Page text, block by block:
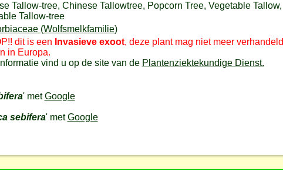
Tallow-tree, Chinese Tallowtree, Popcorn Tree, Vegetable Tallow,
Tallow-tree
(Wolfsmelkfamilie)
dit is een Invasieve exoot, deze plant mag niet meer verhandeld
in Europa.
vind u op de site van de Plantenziektekundige Dienst.
' metGoogle
sebifera' metGoogle